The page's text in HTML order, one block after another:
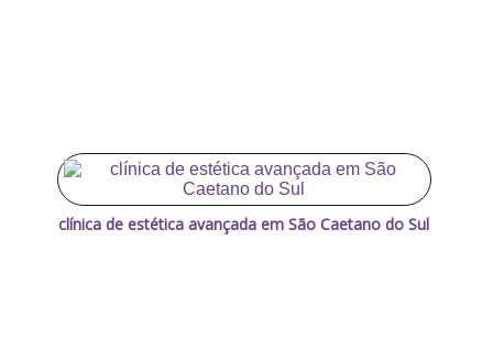
clínica de estética avançada em São Caetano do Sul